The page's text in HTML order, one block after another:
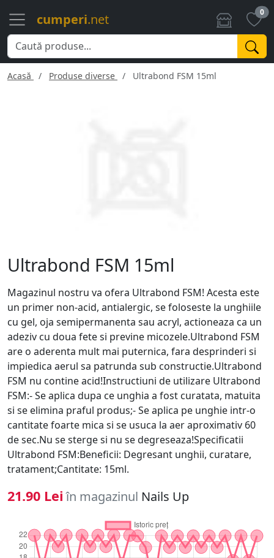
cumperi.net 0
Acasă Produse diverse Ultrabond FSM 15ml
Ultrabond FSM 15ml
Magazinul nostru va ofera Ultrabond FSM! Acesta este
un primer non-acid, antialergic, se foloseste la unghiile
cu gel, oja semipermanenta sau acryl, actioneaza ca un
adeziv cu doua fete si previne micozele.Ultrabond FSM
are o aderenta mult mai puternica, fara desprinderi si
impiedica aerul sa patrunda sub constructie.Ultrabond
FSM nu contine acid!Instructiuni de utilizare Ultrabond
FSM:- Se aplica dupa ce unghia a fost curatata, matuita
si se elimina praful produs;- Se aplica pe unghie intr-o
cantitate foarte mica si se usuca la aer aproximativ 60
de sec.Nu se sterge si nu se degreseaza!Specificatii
Ultrabond FSM:Beneficii: Degresant unghii, curatare,
tratament;Cantitate: 15ml.
21.90 Lei în magazinul Nails Up